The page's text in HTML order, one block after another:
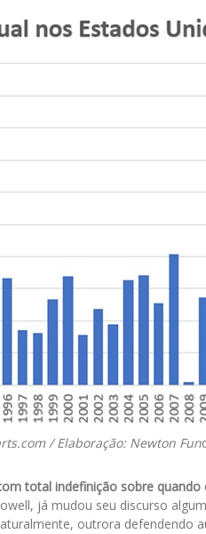
/ Elaboração: Newton Fun
total indefinição sobre
já mudou seu discurso
outrora defendendo